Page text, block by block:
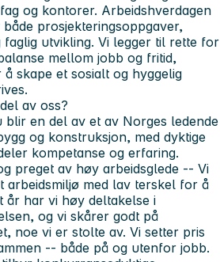
og kontorer. Arbeidshverdagen
prosjekteringsoppgaver,
faglig utvikling. Vi legger til rette for
mellom jobb og fritid,
skape et sosialt og hyggelig
av oss?
blir en del av et av Norges ledende
og konstruksjon, med dyktige
kompetanse og erfaring.
preget av høy arbeidsglede -- Vi
arbeidsmiljø med lav terskel for å
år har vi høy deltakelse i
og vi skårer godt på
noe vi er stolte av. Vi setter pris
-- både på og utenfor jobb.